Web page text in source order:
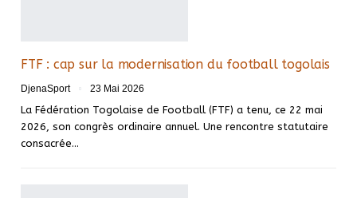
FTF : cap sur la modernisation du football togolais
DjenaSport 23 Mai 2026
La Fédération Togolaise de Football (FTF) a tenu, ce 22 mai
2026, son congrès ordinaire annuel. Une rencontre statutaire
consacrée…